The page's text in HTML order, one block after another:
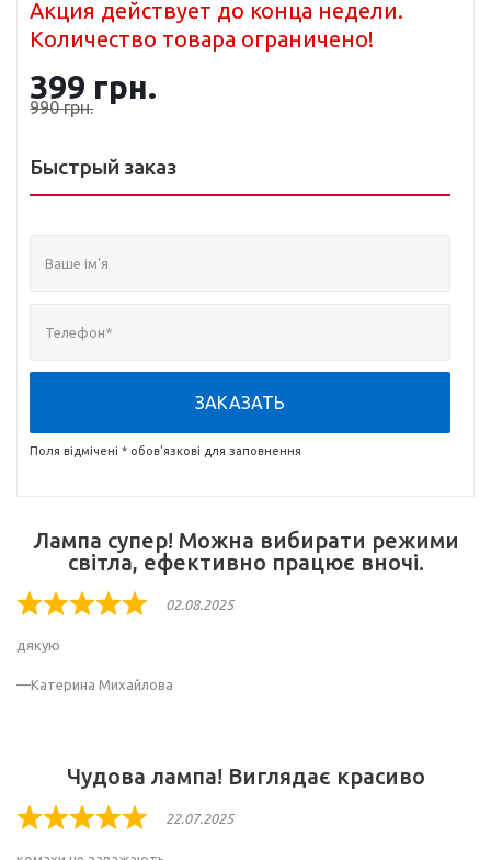
Акция действует до конца недели.
Количество товара ограничено!
399 грн.
990грн.
Быстрый заказ
ЗАКАЗАТЬ
Поля відмічені * обов'язкові для заповнення
Лампа супер! Можна вибирати режими
світла, ефективно працює вночі.
Rated
out
02.08.2025
дякую
Катерина Михайлова
Чудова лампа! Виглядає красиво
Rated
22.07.2025